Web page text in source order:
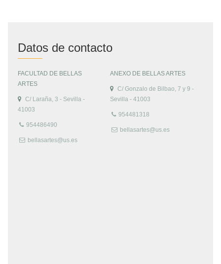
Datos de contacto
FACULTAD DE BELLAS
ARTES
C/ Laraña, 3 - Sevilla -
41003
954486490
bellasartes@us.es
ANEXO DE BELLAS ARTES
C/ Gonzalo de Bilbao, 7 y 9 -
Sevilla - 41003
954481318
bellasartes@us.es